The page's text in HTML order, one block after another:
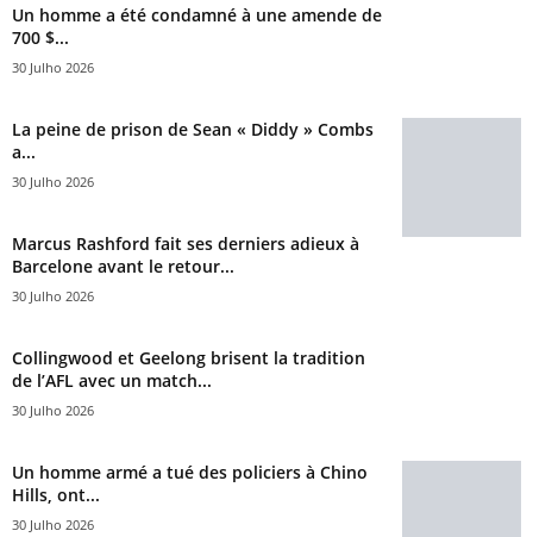
Un homme a été condamné à une amende de
700 $...
30 Julho 2026
La peine de prison de Sean « Diddy » Combs
a...
30 Julho 2026
Marcus Rashford fait ses derniers adieux à
Barcelone avant le retour...
30 Julho 2026
Collingwood et Geelong brisent la tradition
de l’AFL avec un match...
30 Julho 2026
Un homme armé a tué des policiers à Chino
Hills, ont...
30 Julho 2026